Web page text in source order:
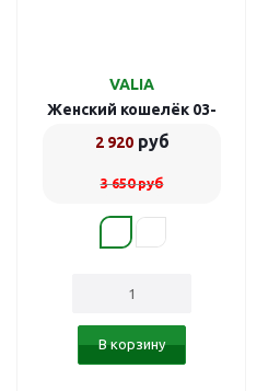
VALIA
Женский кошелёк 03-
10909/2
2 920руб
3 650руб
В корзину